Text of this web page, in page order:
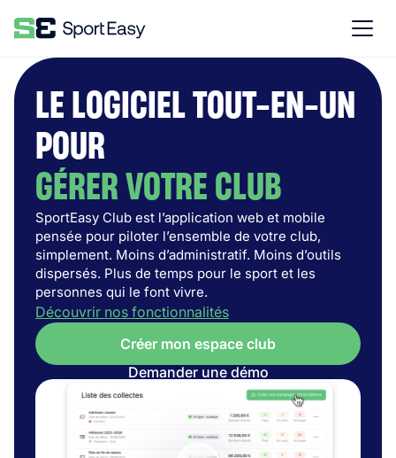
LE LOGICIEL TOUT-EN-UN
POUR
GÉRER VOTRE CLUB
SportEasy Club est l’application web et mobile
pensée pour piloter l’ensemble de votre club,
simplement. Moins d’administratif. Moins d’outils
dispersés. Plus de temps pour le sport et les
personnes qui le font vivre.
Découvrir nos fonctionnalités
Créer mon espace club
Demander une démo